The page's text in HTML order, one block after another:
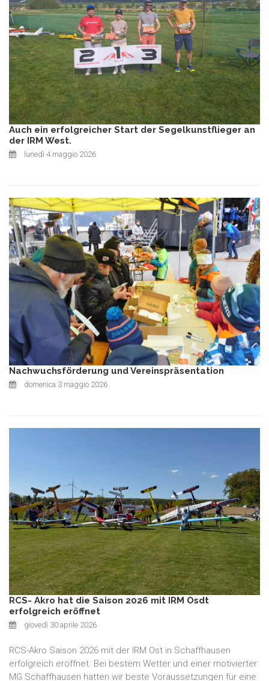
Auch ein erfolgreicher Start der Segelkunstflieger an
der IRM West.
lunedì 4 maggio 2026
Nachwuchsförderung und Vereinspräsentation
domenica 3 maggio 2026
RCS- Akro hat die Saison 2026 mit IRM Osdt
erfolgreich eröffnet
giovedì 30 aprile 2026
RCS-Akro Saison 2026 mit der IRM Ost in Schaffhausen
erfolgreich eröffnet. Bei bestem Wetter und einer motivierter
MG Schaffhausen hatten wir beste Voraussetzungen für eine